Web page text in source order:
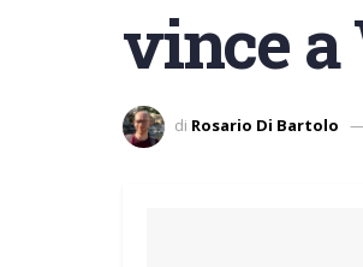
vince
di Rosario Di Bartolo